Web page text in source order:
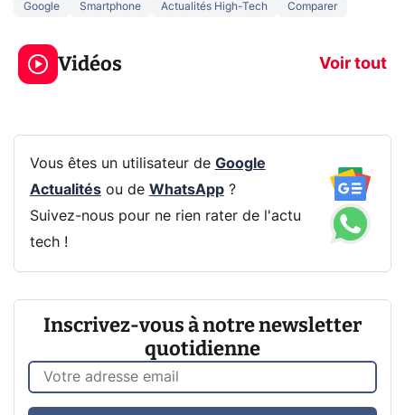
Google Smartphone Actualités High-Tech Comparer
Vidéos Voir tout
3 écrans en 1 pour
319€ ? Voici L'AOC
CQ32G4ZA !
5
prochaine
Vous êtes un utilisateur de Google
Actualitésou de WhatsApp?
Suivez-nous pour ne rien rater de l'actu
tech !
Inscrivez-vous à notre newsletter
quotidienne